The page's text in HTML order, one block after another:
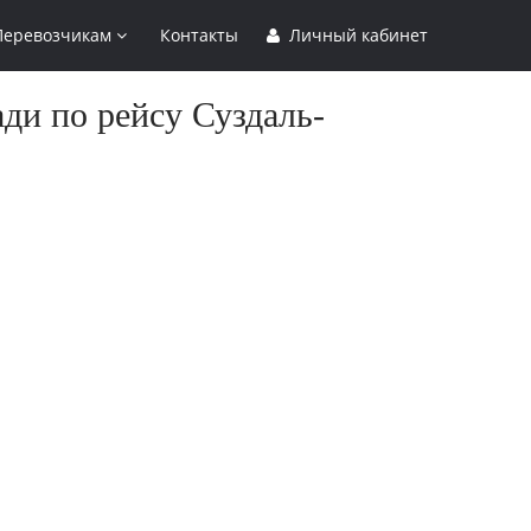
Контакты Личный кабинет
по рейсу Суздаль-